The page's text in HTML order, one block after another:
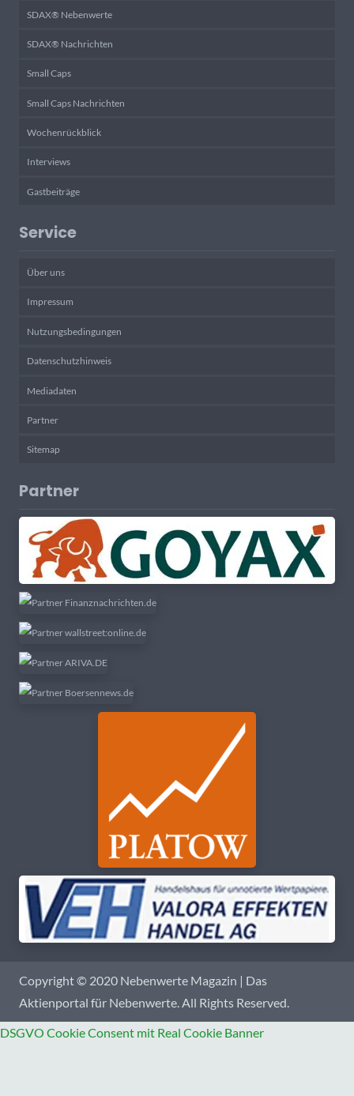
SDAX® Nebenwerte
SDAX® Nachrichten
Small Caps
Small Caps Nachrichten
Wochenrückblick
Interviews
Gastbeiträge
Service
Über uns
Impressum
Nutzungsbedingungen
Datenschutzhinweis
Mediadaten
Partner
Sitemap
Partner
Copyright © 2020 Nebenwerte Magazin | Das
Aktienportal für Nebenwerte. All Rights Reserved.
DSGVO Cookie Consent mit Real Cookie Banner